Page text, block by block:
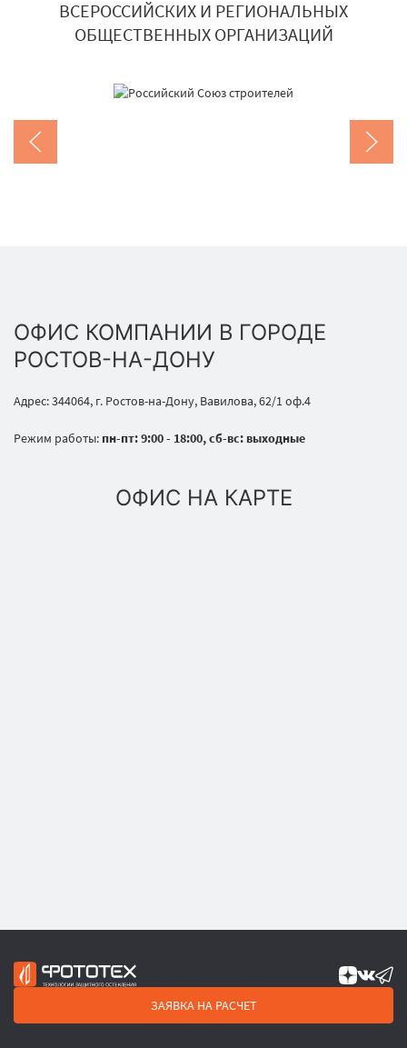
ВСЕРОССИЙСКИХ И РЕГИОНАЛЬНЫХ
ОБЩЕСТВЕННЫХ ОРГАНИЗАЦИЙ
ОФИС КОМПАНИИ В ГОРОДЕ
РОСТОВ-НА-ДОНУ
Адрес: 344064, г. Ростов-на-Дону, Вавилова, 62/1 оф.4
Режим работы: пн-пт: 9:00 - 18:00, сб-вс: выходные
ОФИС НА КАРТЕ
ЗАЯВКА НА РАСЧЕТ